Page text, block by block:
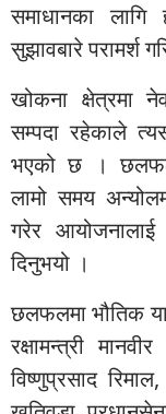
समाधानका
सुझावबारे परामर्श
खोकना क्षेत्रमा
सम्पदा रहेकाले
भएको छ ।
लामो समय
गरेर आयोजनालाई
दिनुभयो ।
छलफलमा भौतिक
रक्षामन्त्री
विष्णुप्रसाद